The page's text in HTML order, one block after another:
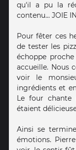
qu'il a pu la
contenu... JOIE
Pour fêter ces
de tester les
échoppe
accueille. Nous
voir le
ingrédients et
Le four chante
étaient
Ainsi se
émotions.